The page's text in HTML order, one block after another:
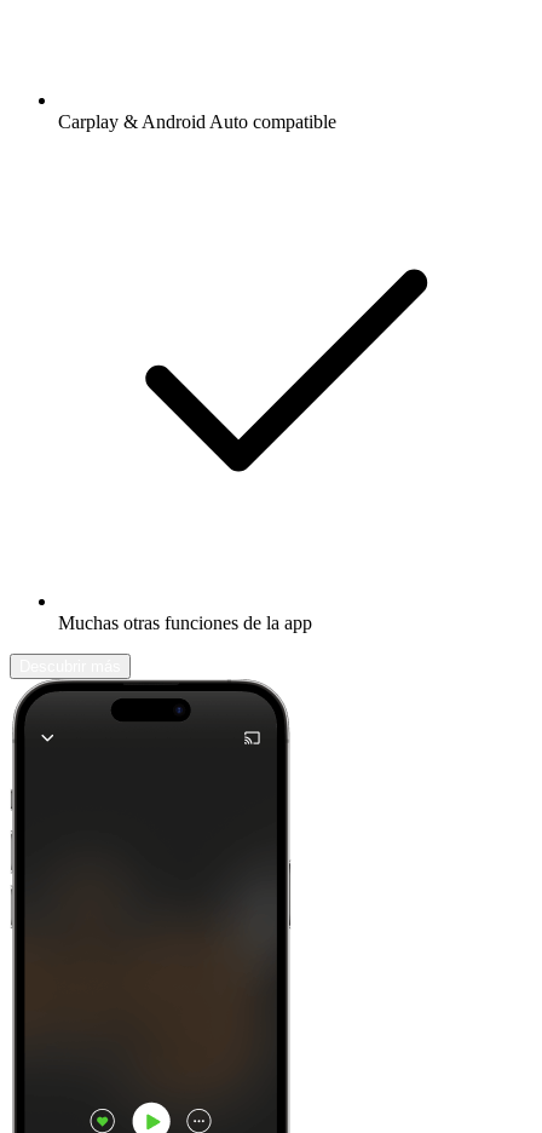
Carplay & Android Auto compatible
Muchas otras funciones de la app